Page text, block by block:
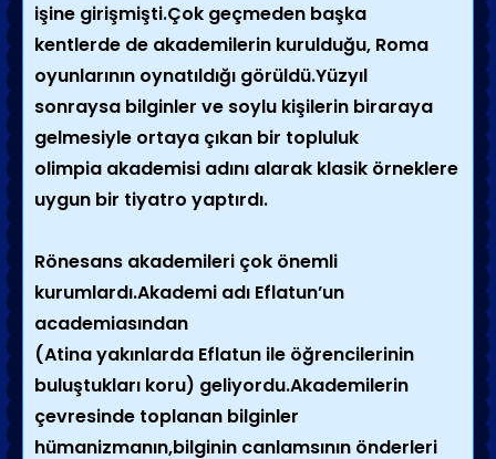
işine girişmişti.Çok geçmeden başka
kentlerde de akademilerin kurulduğu, Roma
oyunlarının oynatıldığı görüldü.Yüzyıl
sonraysa bilginler ve soylu kişilerin biraraya
gelmesiyle ortaya çıkan bir topluluk
olimpia akademisi adını alarak klasik örneklere
uygun bir tiyatro yaptırdı.
Rönesans akademileri çok önemli
kurumlardı.Akademi adı Eflatun’un
academiasından
(Atina yakınlarda Eflatun ile öğrencilerinin
buluştukları koru) geliyordu.Akademilerin
çevresinde toplanan bilginler
hümanizmanın,bilginin canlamsının önderleri